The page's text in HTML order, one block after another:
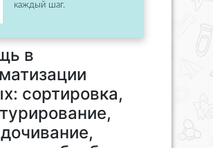
каждый шаг.
в
сортировка,